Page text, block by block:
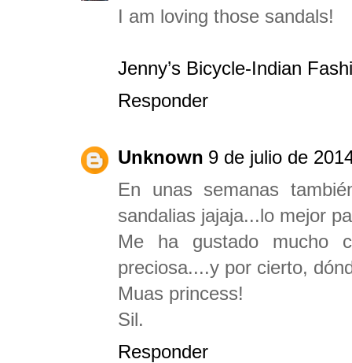
I am loving those sandals!
Jenny’s Bicycle-Indian
Responder
Unknown 9 de julio de
En unas semanas
sandalias jajaja...lo mejor
Me ha gustado mucho
preciosa....y por cierto,
Muas princess!
Sil.
Responder